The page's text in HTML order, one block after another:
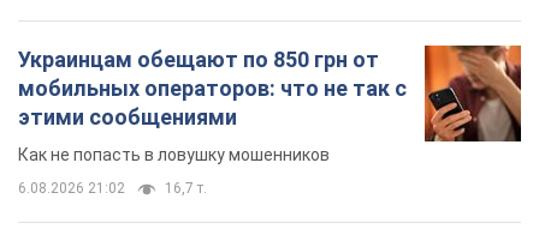
Украинцам обещают по 850 грн от
мобильных операторов: что не так с
этими сообщениями
Как не попасть в ловушку мошенников
6.08.2026 21:02 16,7 т.